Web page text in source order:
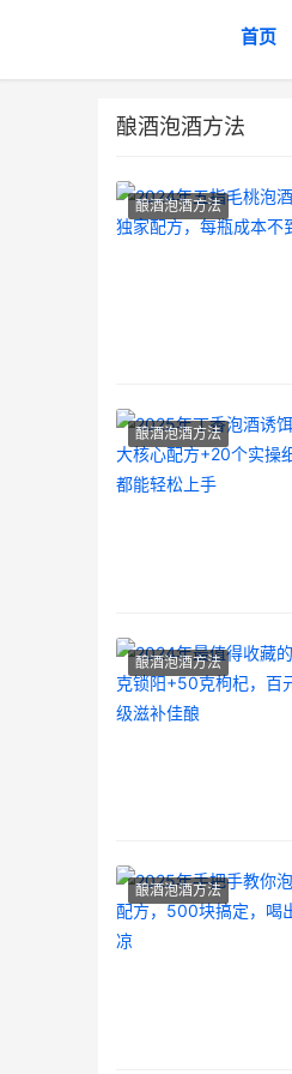
首页
酿酒泡酒方法
酿酒泡酒方法
酿酒泡酒方法
酿酒泡酒方法
酿酒泡酒方法